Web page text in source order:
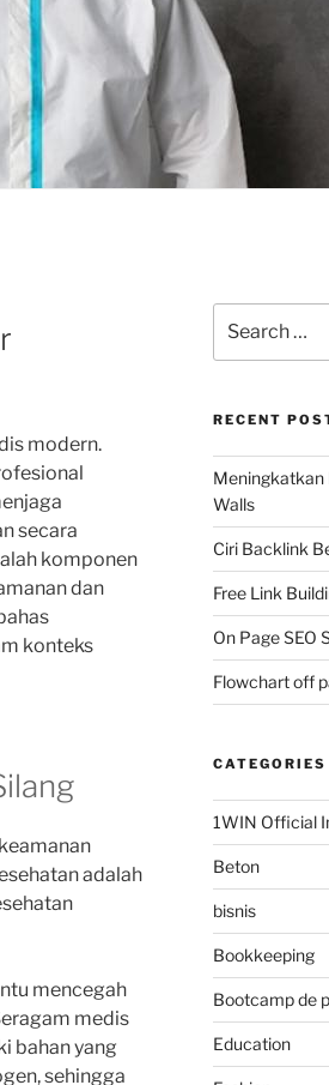
modern.
secara
komponen
dan
konteks
adalah
mencegah
medis
bahan yang
sehingga
for:
RECENT
Meningkatkan
Walls
Ciri Backlink
Free Link
On Page SEO
Flowchart off
CATEGORIES
1WIN Official
Beton
bisnis
Bookkeeping
Bootcamp de
Education